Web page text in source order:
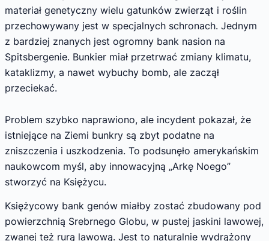
materiał genetyczny wielu gatunków zwierząt i roślin
przechowywany jest w specjalnych schronach. Jednym
z bardziej znanych jest ogromny bank nasion na
Spitsbergenie. Bunkier miał przetrwać zmiany klimatu,
kataklizmy, a nawet wybuchy bomb, ale zaczął
przeciekać.
Problem szybko naprawiono, ale incydent pokazał, że
istniejące na Ziemi bunkry są zbyt podatne na
zniszczenia i uszkodzenia. To podsunęło amerykańskim
naukowcom myśl, aby innowacyjną „Arkę Noego”
stworzyć na Księżycu.
Księżycowy bank genów miałby zostać zbudowany pod
powierzchnią Srebrnego Globu, w pustej jaskini lawowej,
zwanej też rurą lawową. Jest to naturalnie wydrążony